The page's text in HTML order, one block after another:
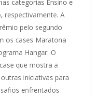
categorias Ensino e
respectivamente. A
pelo segundo
os cases Maratona
Hangar. O
que mostra a
iniciativas para
enfrentados